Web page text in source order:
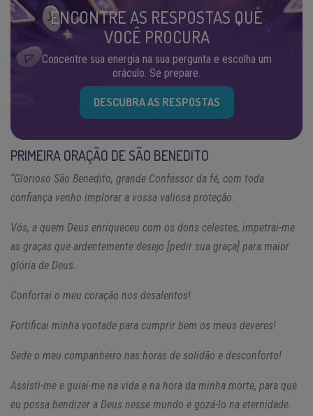
ENCONTRE AS RESPOSTAS QUE
VOCÊ PROCURA
Concentre sua energia na sua pergunta e escolha um
oráculo. Se prepare.
DESCUBRA AS RESPOSTAS
PRIMEIRA ORAÇÃO DE SÃO BENEDITO
“Glorioso São Benedito, grande Confessor da fé, com toda
confiança venho implorar a vossa valiosa proteção.
Vós, a quem Deus enriqueceu com os dons celestes, impetrai-me
as graças que ardentemente desejo [pedir sua graça] para maior
glória de Deus.
Confortai o meu coração nos desalentos!
Fortificai minha vontade para cumprir bem os meus deveres!
Sede o meu companheiro nas horas de solidão e desconforto!
Assisti-me e guiai-me na vida e na hora da minha morte, para que
eu possa bendizer a Deus nesse mundo e gozá-lo na eternidade.